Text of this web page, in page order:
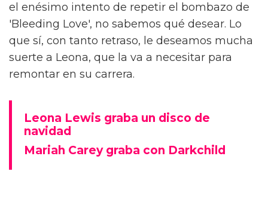
el enésimo intento de repetir el bombazo de
'Bleeding Love', no sabemos qué desear. Lo
que sí, con tanto retraso, le deseamos mucha
suerte a Leona, que la va a necesitar para
remontar en su carrera.
Leona Lewis graba un disco de
navidad
Mariah Carey graba con Darkchild